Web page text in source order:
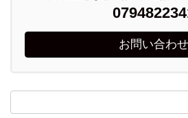
お問い合わせ